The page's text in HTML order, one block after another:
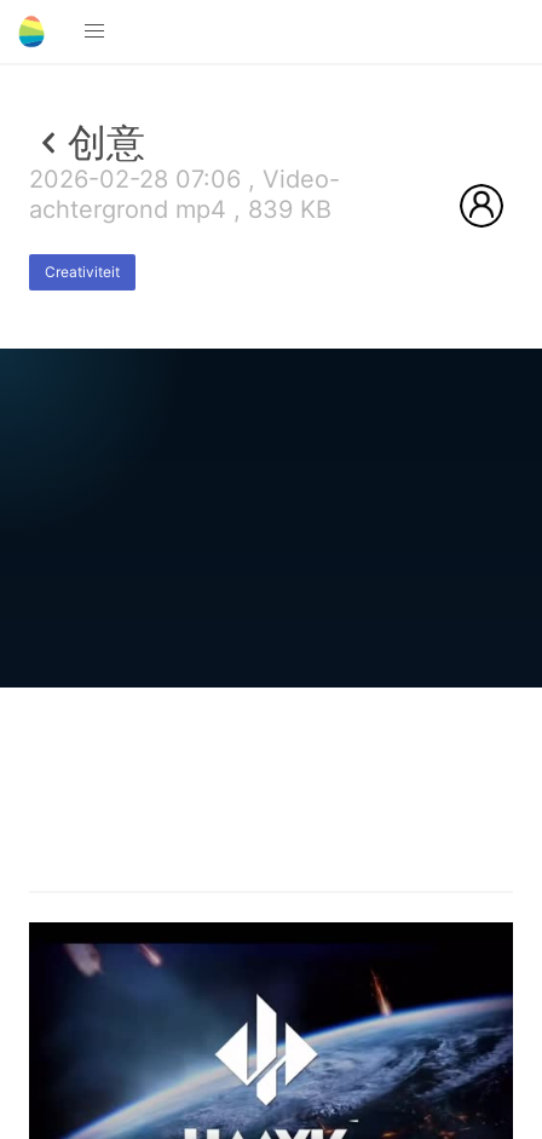
创意
2026-02-28 07:06 , Video-
achtergrond mp4 , 839 KB
Creativiteit